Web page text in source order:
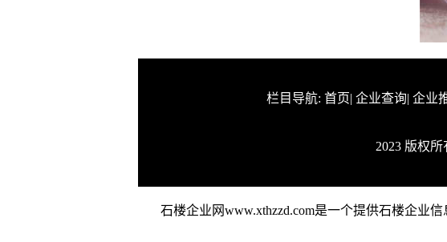
栏目导航: 首页| 企业查询| 企业
2023 版权
石楼企业网www.xthzzd.com是一个提供石楼企业